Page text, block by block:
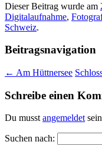
Dieser Beitrag wurde am
Digitalaufnahme,
Schweiz.
Beitragsnavigation
← Am Hüttnersee
Schreibe einen
Du musstangemeldet
Suchen nach: